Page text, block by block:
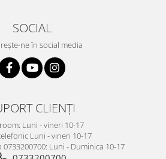
SOCIAL
ne în social media
CLIENȚI
Luni - vineri 10-17
Luni - vineri 10-17
Luni - Duminica 10-17